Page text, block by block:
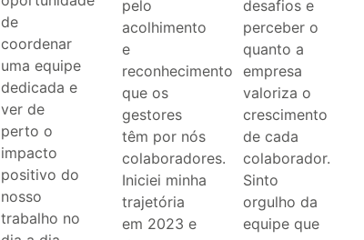
de
coordenar
uma equipe
dedicada e
ver de
perto o
impacto
positivo do
nosso
trabalho no
pelo
acolhimento
e
reconhecimento
que os
gestores
têm por nós
colaboradores.
Iniciei minha
trajetória
em 2023 e
desafios e
perceber o
quanto a
empresa
valoriza o
crescimento
de cada
colaborador.
Sinto
orgulho da
equipe que